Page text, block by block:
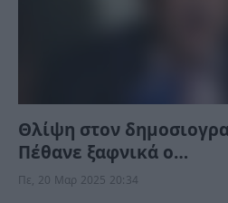
Θλίψη στον
Πέθανε ξαφνικά ο…
Πε, 20 Μαρ 2025 20:34